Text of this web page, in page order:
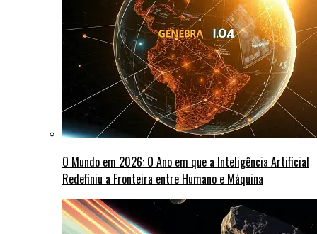
O Mundo em 2026: O Ano em que a Inteligência Artificial
Redefiniu a Fronteira entre Humano e Máquina